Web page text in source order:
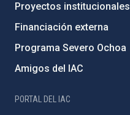
Proyectos institucionales
Financiación externa
Programa Severo Ochoa
Amigos del IAC
PORTAL DEL IAC